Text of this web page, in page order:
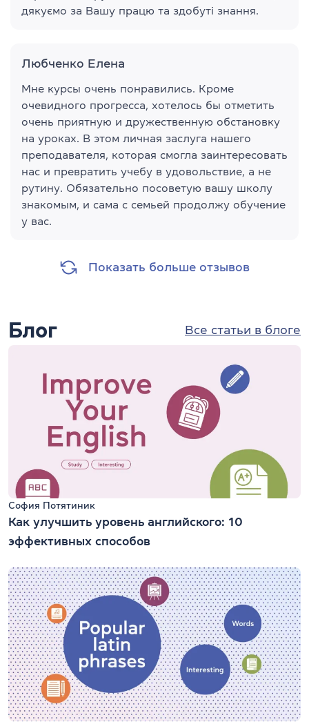
дякуємо за Вашу працю та здобуті знання.
Любченко Елена
Мне курсы очень понравились. Кроме
очевидного прогресса, хотелось бы отметить
очень приятную и дружественную обстановку
на уроках. В этом личная заслуга нашего
преподавателя, которая смогла заинтересовать
нас и превратить учебу в удовольствие, а не
рутину. Обязательно посоветую вашу школу
знакомым, и сама с семьей продолжу обучение
у вас.
Показать больше отзывов
Блог Все статьи в блоге
София Потятиник
Как улучшить уровень английского: 10
эффективных способов